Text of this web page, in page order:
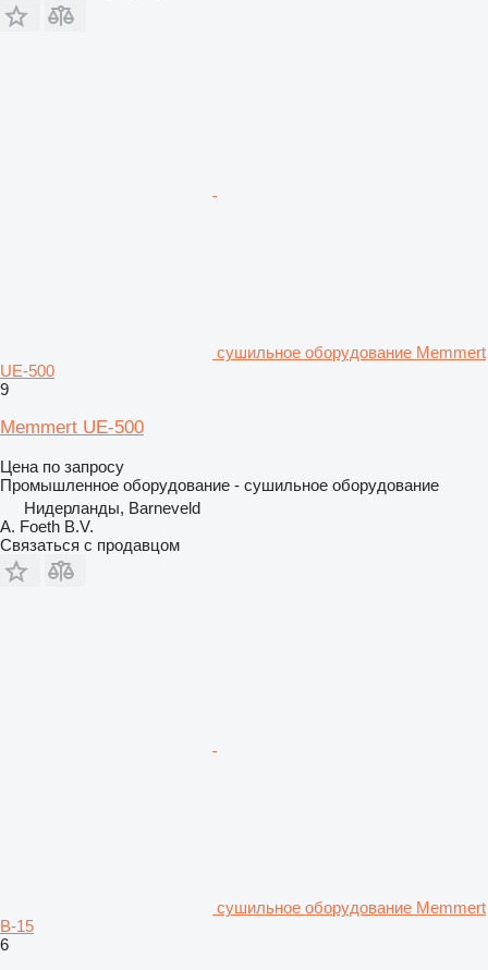
сушильное оборудование Memmert
UE-500
9
Memmert UE-500
Цена по запросу
Промышленное оборудование - сушильное оборудование
Нидерланды, Barneveld
A. Foeth B.V.
Связаться с продавцом
сушильное оборудование Memmert
B-15
6